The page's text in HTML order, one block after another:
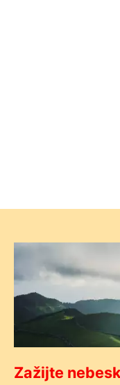
Zažijte